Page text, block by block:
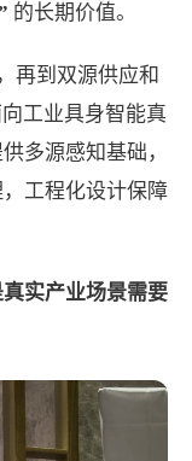
的长期价值。
再到双源供应和
工业具身智能真
多源感知基础，
工程化设计保障
实产业场景需要